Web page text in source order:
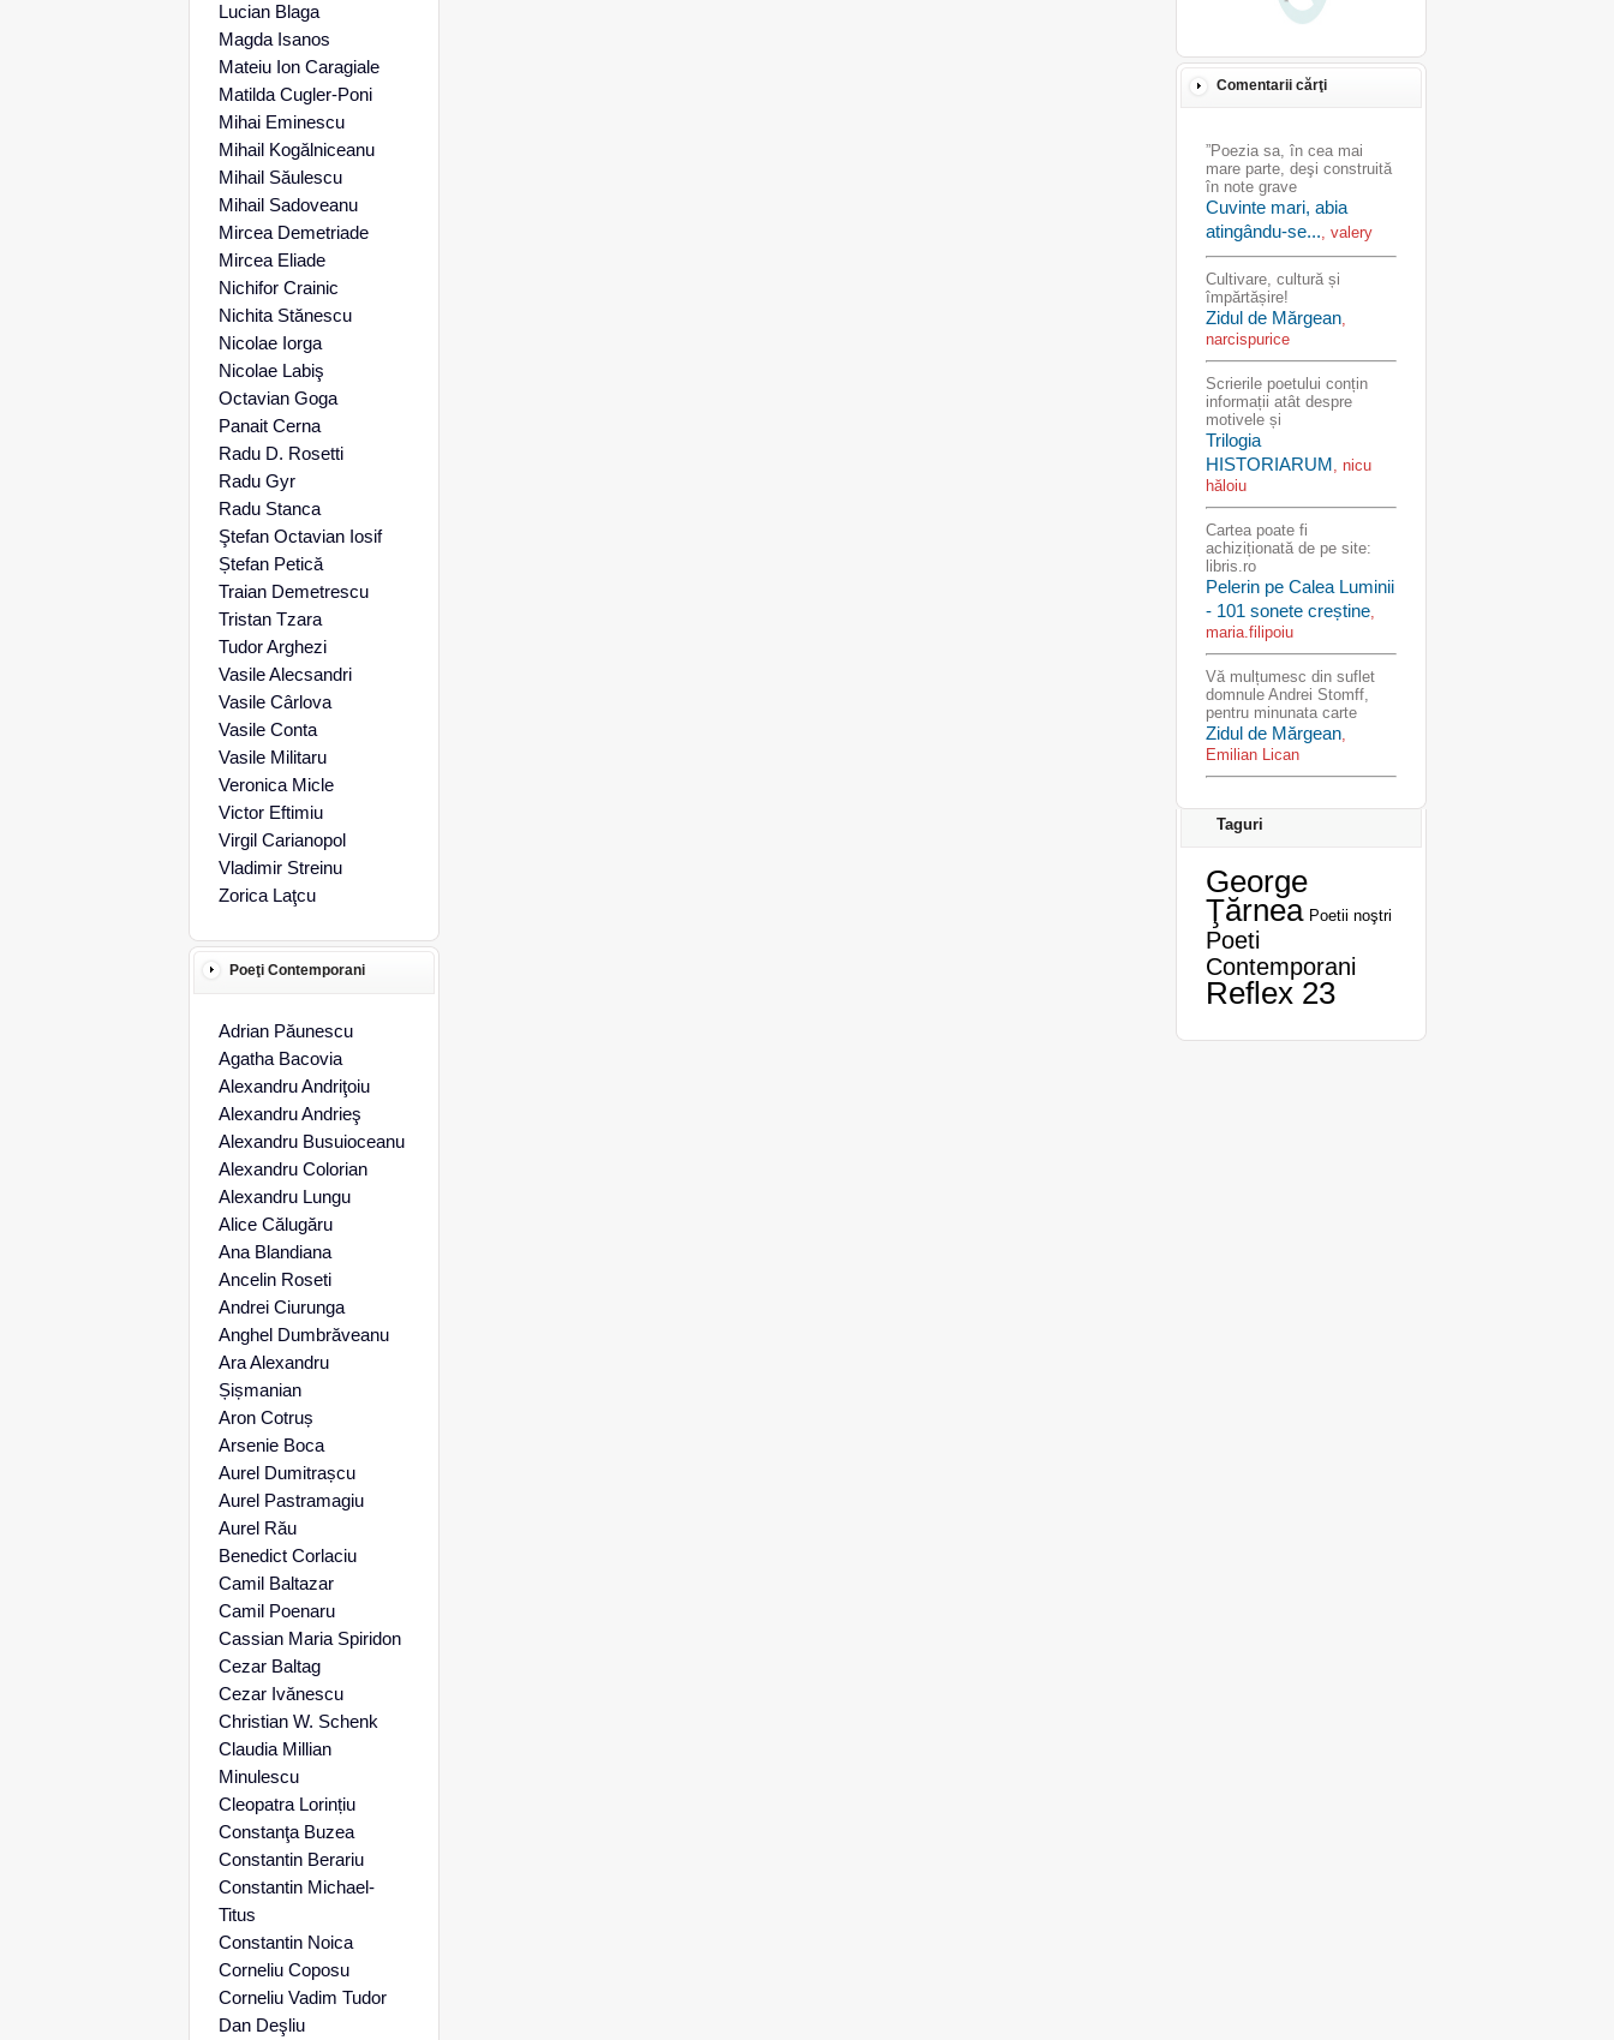
Lucian Blaga
Magda Isanos
Mateiu Ion Caragiale
Matilda Cugler-Poni
Mihai Eminescu
Mihail Kogălniceanu
Mihail Săulescu
Mihail Sadoveanu
Mircea Demetriade
Mircea Eliade
Nichifor Crainic
Nichita Stănescu
Nicolae Iorga
Nicolae Labiş
Octavian Goga
Panait Cerna
Radu D. Rosetti
Radu Gyr
Radu Stanca
Ştefan Octavian Iosif
Ștefan Petică
Traian Demetrescu
Tristan Tzara
Tudor Arghezi
Vasile Alecsandri
Vasile Cârlova
Vasile Conta
Vasile Militaru
Veronica Micle
Victor Eftimiu
Virgil Carianopol
Vladimir Streinu
Zorica Laţcu
Poeţi Contemporani
Adrian Păunescu
Agatha Bacovia
Alexandru Andriţoiu
Alexandru Andrieş
Alexandru Busuioceanu
Alexandru Colorian
Alexandru Lungu
Alice Călugăru
Ana Blandiana
Ancelin Roseti
Andrei Ciurunga
Anghel Dumbrăveanu
Ara Alexandru
Șișmanian
Aron Cotruș
Arsenie Boca
Aurel Dumitrașcu
Aurel Pastramagiu
Aurel Rău
Benedict Corlaciu
Camil Baltazar
Camil Poenaru
Cassian Maria Spiridon
Cezar Baltag
Cezar Ivănescu
Christian W. Schenk
Claudia Millian
Minulescu
Cleopatra Lorințiu
Constanţa Buzea
Constantin Berariu
Constantin Michael-
Titus
Constantin Noica
Corneliu Coposu
Corneliu Vadim Tudor
Dan Deşliu
Comentarii cărţi
”Poezia sa, în cea mai
mare parte, deşi construită
în note grave
Cuvinte mari, abia
atingându-se..., valery
Cultivare, cultură și
împărtășire!
Zidul de Mărgean,
narcispurice
Scrierile poetului conțin
informații atât despre
motivele și
Trilogia
HISTORIARUM, nicu
hăloiu
Cartea poate fi
achiziționată de pe site:
libris.ro
Pelerin pe Calea Luminii
- 101 sonete creștine,
maria.filipoiu
Vă mulțumesc din suflet
domnule Andrei Stomff,
pentru minunata carte
Zidul de Mărgean,
Emilian Lican
Taguri
George
Ţărnea Poetii noştri
Poeti
Contemporani
Reflex 23